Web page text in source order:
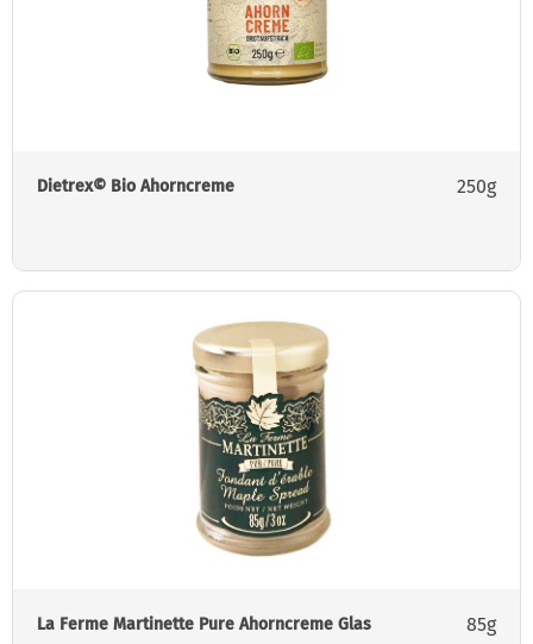
Dietrex© Bio Ahorncreme 250g
La Ferme Martinette Pure Ahorncreme Glas 85g